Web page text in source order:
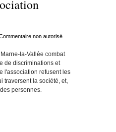
non autorisé
la-Vallée combat
de discriminations et
l'association refusent les
traversent la société, et,
personnes.